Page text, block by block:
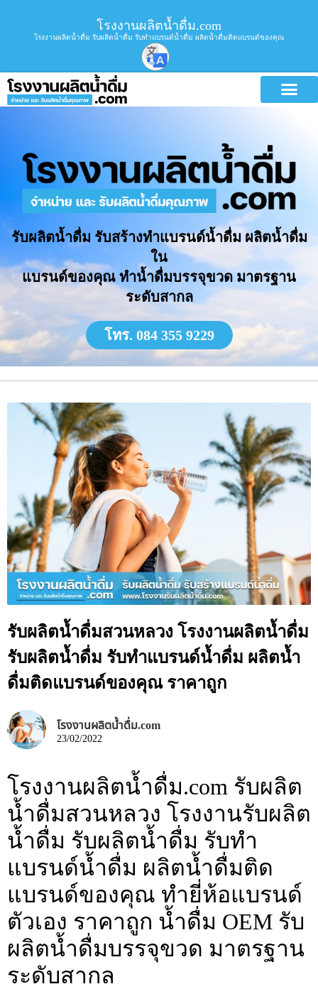
โรงงานผลิตน้ำดื่ม.com
โรงงานผลิตน้ำดื่ม รับผลิตน้ำดื่ม รับทำแบรนด์น้ำดื่ม ผลิตน้ำดื่มติดแบรนด์ของคุณ
รับผลิตน้ำดื่ม รับสร้างทำแบรนด์น้ำดื่ม ผลิตน้ำดื่ม
ใน
แบรนด์ของคุณ ทำน้ำดื่มบรรจุขวด มาตรฐาน
ระดับสากล
โทร. 084 355 9229
รับผลิตน้ำดื่มสวนหลวง โรงงานผลิตน้ำดื่ม
รับผลิตน้ำดื่ม รับทำแบรนด์น้ำดื่ม ผลิตน้ำ
ดื่มติดแบรนด์ของคุณ ราคาถูก
โรงงานผลิตน้ำดื่ม.com
23/02/2022
โรงงานผลิตน้ำดื่ม.com รับผลิต
น้ำดื่มสวนหลวง โรงงานรับผลิต
น้ำดื่ม รับผลิตน้ำดื่ม รับทำ
แบรนด์น้ำดื่ม ผลิตน้ำดื่มติด
แบรนด์ของคุณ ทำยี่ห้อแบรนด์
ตัวเอง ราคาถูก น้ำดื่ม OEM รับ
ผลิตน้ำดื่มบรรจุขวด มาตรฐาน
ระดับสากล